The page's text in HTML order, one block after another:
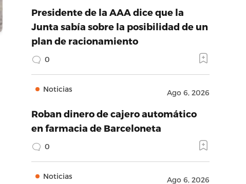
Presidente de la AAA dice que la
Junta sabía sobre la posibilidad de un
plan de racionamiento
0
Noticias Ago 6, 2026
Roban dinero de cajero automático
en farmacia de Barceloneta
0
Noticias Ago 6, 2026